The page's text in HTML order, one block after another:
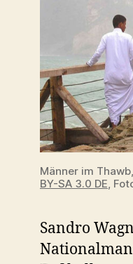
Männer im
BY-SA 3.0 DE ,
Sandro